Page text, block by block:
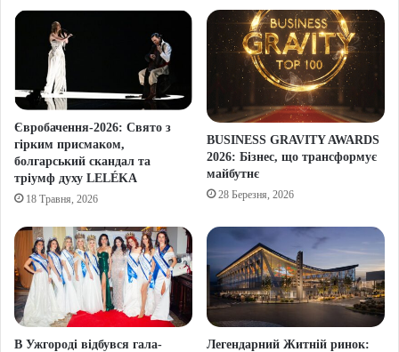
Євробачення-2026: Свято з
гірким присмаком,
болгарський скандал та
тріумф духу LELÉKA
18 Травня, 2026
BUSINESS GRAVITY AWARDS
2026: Бізнес, що трансформує
майбутнє
28 Березня, 2026
В Ужгороді відбувся гала-
Легендарний Житній ринок: